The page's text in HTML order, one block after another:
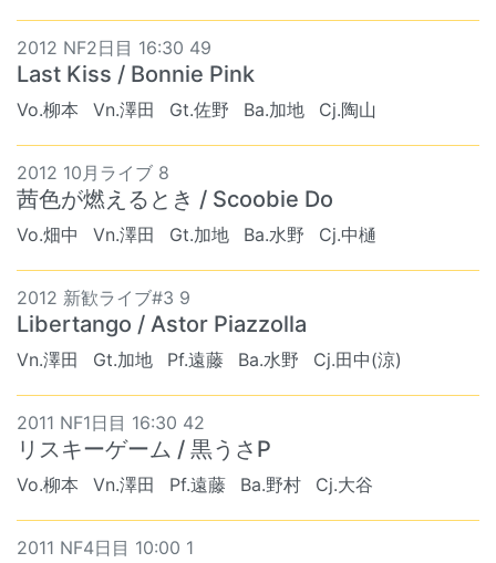
2012 NF2日目 16:30 49
Last Kiss / Bonnie Pink
Vo.柳本 Vn.澤田 Gt.佐野 Ba.加地 Cj.陶山
2012 10月ライブ 8
茜色が燃えるとき / Scoobie Do
Vo.畑中 Vn.澤田 Gt.加地 Ba.水野 Cj.中樋
2012 新歓ライブ#3 9
Libertango / Astor Piazzolla
Vn.澤田 Gt.加地 Pf.遠藤 Ba.水野 Cj.田中(涼)
2011 NF1日目 16:30 42
リスキーゲーム / 黒うさP
Vo.柳本 Vn.澤田 Pf.遠藤 Ba.野村 Cj.大谷
2011 NF4日目 10:00 1